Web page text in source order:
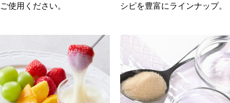
ご使用ください。
シピを豊富にラインナップ。